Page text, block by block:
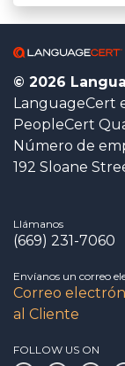
© 2026
LanguageCert
PeopleCert
Número de
192 Sloane
Llámanos
(669) 231-7060
Envíanos un correo
Correo
al Cliente
FOLLOW US ON